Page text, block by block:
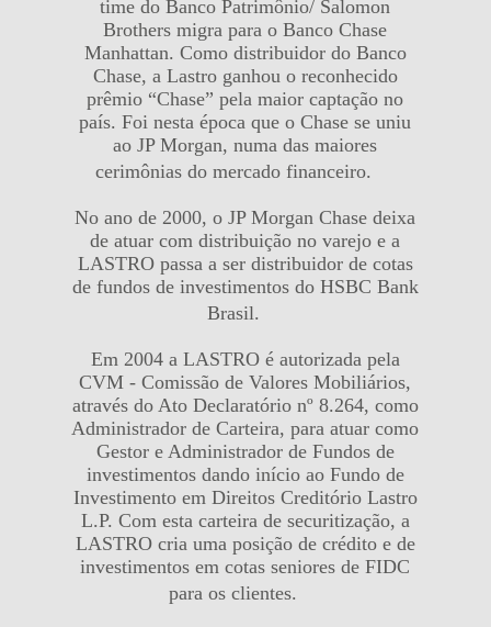
time do Banco Patrimônio/ Salomon
Brothers migra para o Banco Chase
Manhattan. Como distribuidor do Banco
Chase, a Lastro ganhou o reconhecido
prêmio “Chase” pela maior captação no
país. Foi nesta época que o Chase se uniu
ao JP Morgan, numa das maiores
cerimônias do mercado financeiro.
No ano de 2000, o JP Morgan Chase deixa
de atuar com distribuição no varejo e a
LASTRO passa a ser distribuidor de cotas
de fundos de investimentos do HSBC Bank
Brasil.
Em 2004 a LASTRO é autorizada pela
CVM - Comissão de Valores Mobiliários,
através do Ato Declaratório nº 8.264, como
Administrador de Carteira, para atuar como
Gestor e Administrador de Fundos de
investimentos dando início ao Fundo de
Investimento em Direitos Creditório Lastro
L.P. Com esta carteira de securitização, a
LASTRO cria uma posição de crédito e de
investimentos em cotas seniores de FIDC
para os clientes.